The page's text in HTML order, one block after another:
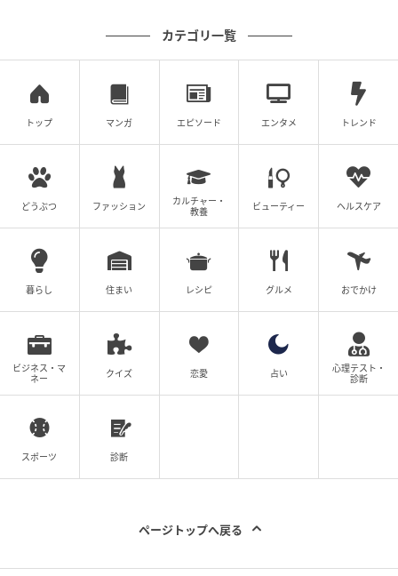
カテゴリ一覧
トップ マンガ エピソード エンタメ トレンド
どうぶつ ファッション
カルチャー・
教養
ビューティー ヘルスケア
暮らし 住まい レシピ グルメ おでかけ
ビジネス・マ
ネー
クイズ 恋愛 占い
心理テスト・
診断
スポーツ 診断
ページトップへ戻る